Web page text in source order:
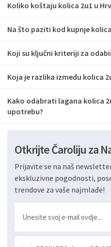
Koliko koštaju kolica 2u1 u
Na što paziti kod kupnje
Koji su ključni kriteriji za
Koja je razlika između kolica
Kako odabrati lagana kolica
upotrebu?
Otkrijte Čaroliju za
Prijavite se na naš
ekskluzivne pogodnosti,
trendove za vaše najmlađe!